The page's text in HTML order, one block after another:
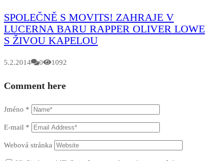
SPOLEČNĚ S MOVITS! ZAHRAJE V
LUCERNA BARU RAPPER OLIVER LOWE
S ŽIVOU KAPELOU
5.2.2014 0 1092
Comment here
Jméno *
E-mail *
Webová stránka